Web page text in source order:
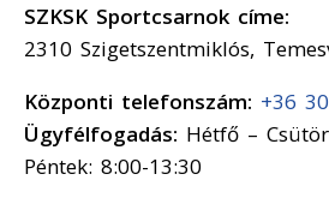
SZKSK Sportcsarnok címe:
2310 Szigetszentmiklós,
Központi telefonszám: +36
Ügyfélfogadás: Hétfő –
Péntek: 8:00-13:30